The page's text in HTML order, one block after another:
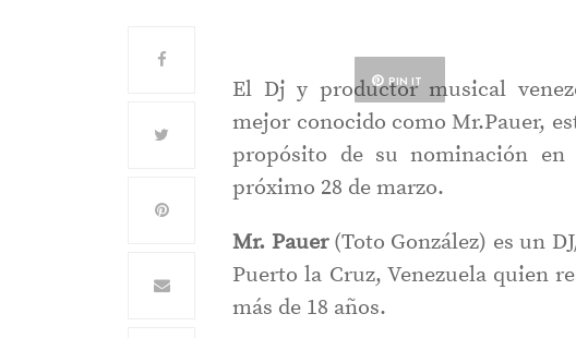
PIN IT
El Dj y productor musical
mejor conocido como Mr.Pauer,
propósito de su nominación
próximo 28 de marzo.
Mr. Pauer(Toto González) es un
Puerto la Cruz, Venezuela quien
más de 18 años.